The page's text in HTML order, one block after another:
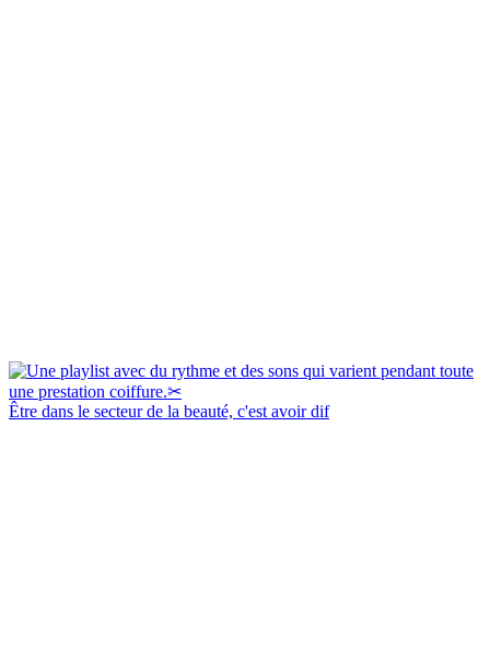
Être dans le secteur de la beauté, c'est avoir dif